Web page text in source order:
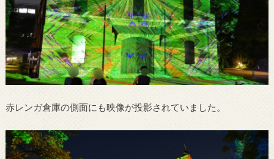
赤レンガ倉庫の側面にも映像が投影されていました。